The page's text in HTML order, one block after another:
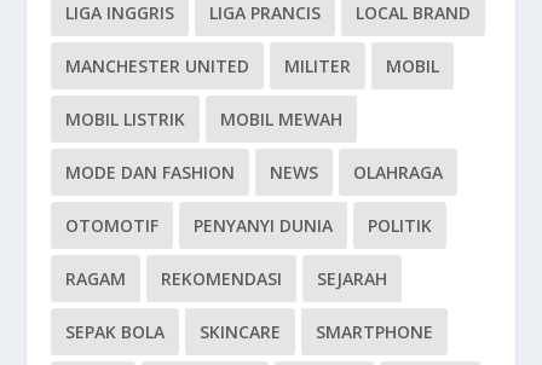
LIGA INGGRIS LIGA PRANCIS LOCAL BRAND
MANCHESTER UNITED MILITER MOBIL
MOBIL LISTRIK MOBIL MEWAH
MODE DAN FASHION NEWS OLAHRAGA
OTOMOTIF PENYANYI DUNIA POLITIK
RAGAM REKOMENDASI SEJARAH
SEPAK BOLA SKINCARE SMARTPHONE